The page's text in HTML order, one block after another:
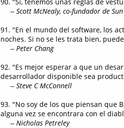
-- Scott McNealy, co-fundador de
91. "En el mundo del software, los
noches. Si no se les trata bien,
-- Peter Chang
92. "Es mejor esperar a que un
desarrollador disponible sea
-- Steve C McConnell
93. "No soy de los que piensan que
alguna vez se encontrara con el
-- Nicholas Petreley